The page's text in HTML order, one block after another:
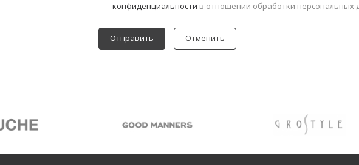
конфиденциальности в отношении обработки персональных
Отменить